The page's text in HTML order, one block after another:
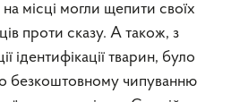
місці могли щепити своїх
проти сказу. А також, з
ідентифікації тварин, було
безкоштовному чипуванню